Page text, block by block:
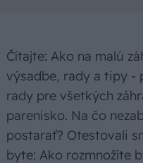
Čítajte: Ako na malú
výsadbe, rady a tipy -
rady pre všetkých
parenisko. Na čo
postarať? Otestovali
byte: Ako rozmnožíte